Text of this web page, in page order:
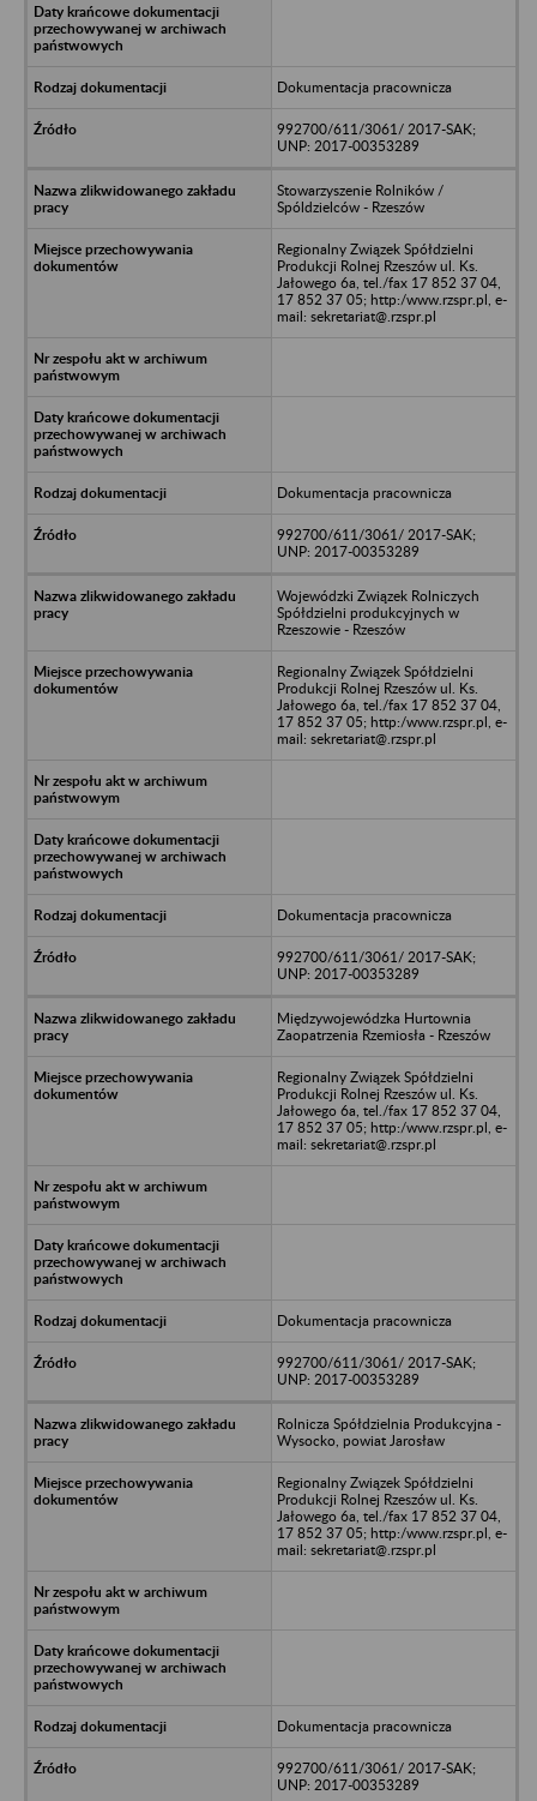
Dokumentacja pracownicza
992700/611/3061/ 2017-SAK;
UNP: 2017-00353289
Stowarzyszenie Rolników /
Spóldzielców - Rzeszów
Regionalny Związek Spółdzielni
Produkcji Rolnej Rzeszów ul. Ks.
Jałowego 6a, tel./fax 17 852 37 04,
17 852 37 05; http:/www.rzspr.pl, e-
mail: sekretariat@.rzspr.pl
Dokumentacja pracownicza
992700/611/3061/ 2017-SAK;
UNP: 2017-00353289
Wojewódzki Związek Rolniczych
Spółdzielni produkcyjnych w
Rzeszowie - Rzeszów
Regionalny Związek Spółdzielni
Produkcji Rolnej Rzeszów ul. Ks.
Jałowego 6a, tel./fax 17 852 37 04,
17 852 37 05; http:/www.rzspr.pl, e-
mail: sekretariat@.rzspr.pl
Dokumentacja pracownicza
992700/611/3061/ 2017-SAK;
UNP: 2017-00353289
Międzywojewódzka Hurtownia
Zaopatrzenia Rzemiosła - Rzeszów
Regionalny Związek Spółdzielni
Produkcji Rolnej Rzeszów ul. Ks.
Jałowego 6a, tel./fax 17 852 37 04,
17 852 37 05; http:/www.rzspr.pl, e-
mail: sekretariat@.rzspr.pl
Dokumentacja pracownicza
992700/611/3061/ 2017-SAK;
UNP: 2017-00353289
Rolnicza Spółdzielnia Produkcyjna -
Wysocko, powiat Jarosław
Regionalny Związek Spółdzielni
Produkcji Rolnej Rzeszów ul. Ks.
Jałowego 6a, tel./fax 17 852 37 04,
17 852 37 05; http:/www.rzspr.pl, e-
mail: sekretariat@.rzspr.pl
Dokumentacja pracownicza
992700/611/3061/ 2017-SAK;
UNP: 2017-00353289